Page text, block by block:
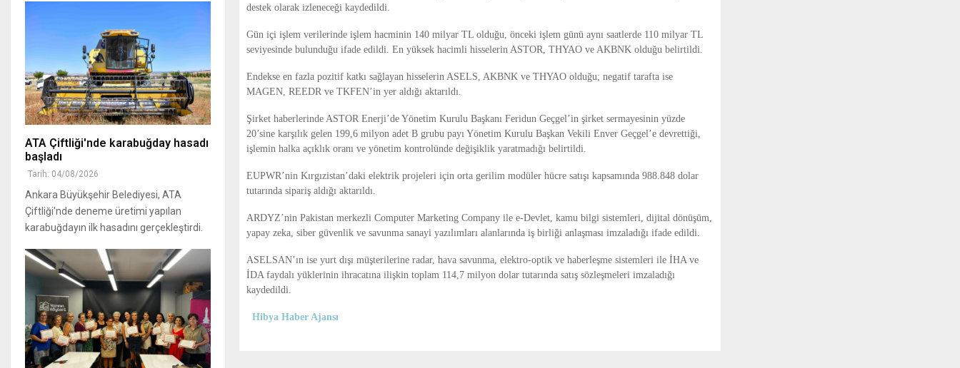
destek olarak izleneceği kaydedildi.
Gün içi işlem verilerinde işlem hacminin 140 milyar TL olduğu, önceki işlem günü aynı saatlerde 110 milyar TL
seviyesinde bulunduğu ifade edildi. En yüksek hacimli hisselerin ASTOR, THYAO ve AKBNK olduğu belirtildi.
Endekse en fazla pozitif katkı sağlayan hisselerin ASELS, AKBNK ve THYAO olduğu; negatif tarafta ise
MAGEN, REEDR ve TKFEN’in yer aldığı aktarıldı.
Şirket haberlerinde ASTOR Enerji’de Yönetim Kurulu Başkanı Feridun Geçgel’in şirket sermayesinin yüzde
20’sine karşılık gelen 199,6 milyon adet B grubu payı Yönetim Kurulu Başkan Vekili Enver Geçgel’e devrettiği,
işlemin halka açıklık oranı ve yönetim kontrolünde değişiklik yaratmadığı belirtildi.
EUPWR’nin Kırgızistan’daki elektrik projeleri için orta gerilim modüler hücre satışı kapsamında 988.848 dolar
tutarında sipariş aldığı aktarıldı.
ARDYZ’nin Pakistan merkezli Computer Marketing Company ile e-Devlet, kamu bilgi sistemleri, dijital dönüşüm,
yapay zeka, siber güvenlik ve savunma sanayi yazılımları alanlarında iş birliği anlaşması imzaladığı ifade edildi.
ASELSAN’ın ise yurt dışı müşterilerine radar, hava savunma, elektro-optik ve haberleşme sistemleri ile İHA ve
İDA faydalı yüklerinin ihracatına ilişkin toplam 114,7 milyon dolar tutarında satış sözleşmeleri imzaladığı
kaydedildi.
Hibya Haber Ajansı
ATA Çiftliği'nde karabuğday hasadı
başladı
Tarih: 04/08/2026
Ankara Büyükşehir Belediyesi, ATA
Çiftliği'nde deneme üretimi yapılan
karabuğdayın ilk hasadını gerçekleştirdi.